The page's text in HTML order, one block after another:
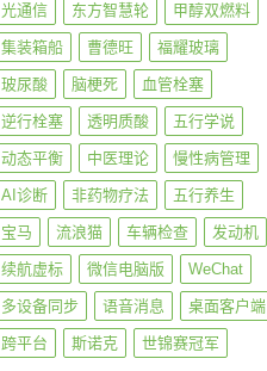
光通信 东方智慧轮 甲醇双燃料
集装箱船 曹德旺 福耀玻璃
玻尿酸 脑梗死 血管栓塞
逆行栓塞 透明质酸 五行学说
动态平衡 中医理论 慢性病管理
AI诊断 非药物疗法 五行养生
宝马 流浪猫 车辆检查 发动机
续航虚标 微信电脑版 WeChat
多设备同步 语音消息 桌面客户端
跨平台 斯诺克 世锦赛冠军